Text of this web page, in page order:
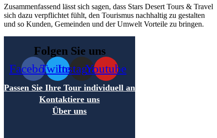
Zusammenfassend lässt sich sagen, dass Stars Desert Tours & Travel
sich dazu verpflichtet fühlt, den Tourismus nachhaltig zu gestalten
und so Kunden, Gemeinden und der Umwelt Vorteile zu bringen.
Folgen Sie uns
FacebookTwitterInstagramYoutube
Passen Sie Ihre Tour individuell an
Kontaktiere uns
Über uns